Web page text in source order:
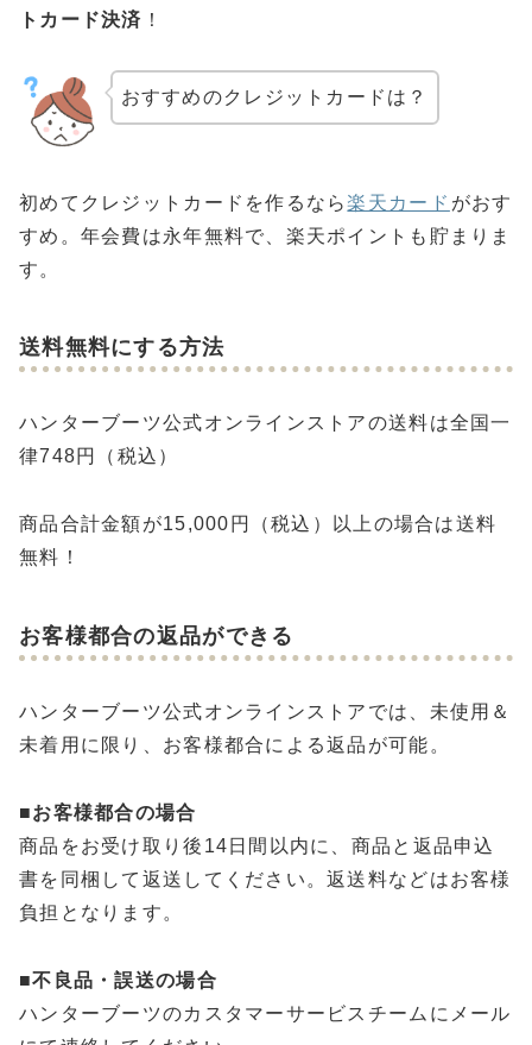
トカード決済 ！
おすすめのクレジットカードは？
初めてクレジットカードを作るなら楽天カード がおす
すめ。年会費は永年無料で、楽天ポイントも貯まりま
す。
送料無料にする方法
ハンターブーツ公式オンラインストアの送料は全国一
律748円（税込）
商品合計金額が15,000円（税込）以上の場合は送料
無料！
お客様都合の返品ができる
ハンターブーツ公式オンラインストアでは、未使用＆
未着用に限り、お客様都合による返品が可能。
■お客様都合の場合
商品をお受け取り後14日間以内に、商品と返品申込
書を同梱して返送してください。返送料などはお客様
負担となります。
■不良品・誤送の場合
ハンターブーツのカスタマーサービスチームにメール